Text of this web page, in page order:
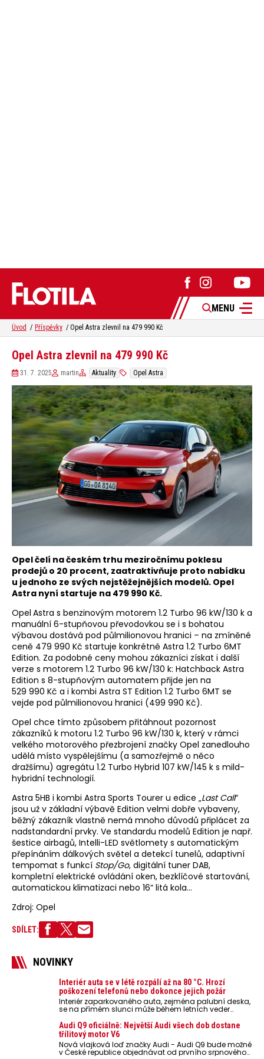
MENU
Úvod Příspěvky Opel Astra zlevnil na 479 990 Kč
Opel Astra zlevnil na 479 990 Kč
31. 7. 2025 martin Aktuality Opel Astra
Opel čelí na českém trhu meziročnímu poklesu
prodejů o 20 procent, zaatraktivňuje proto nabídku
u jednoho ze svých nejstěžejnějších modelů. Opel
Astra nyní startuje na 479 990 Kč.
Opel Astra s benzinovým motorem 1.2 Turbo 96 kW/130 k a
manuální 6-stupňovou převodovkou se i s bohatou
výbavou dostává pod půlmilionovou hranici – na zmíněné
ceně 479 990 Kč startuje konkrétně Astra 1.2 Turbo 6MT
Edition. Za podobné ceny mohou zákazníci získat i další
verze s motorem 1.2 Turbo 96 kW/130 k: Hatchback Astra
Edition s 8-stupňovým automatem přijde jen na
529 990 Kč a i kombi Astra ST Edition 1.2 Turbo 6MT se
vejde pod půlmilionovou hranici (499 990 Kč).
Opel chce tímto způsobem přitáhnout pozornost
zákazníků k motoru 1.2 Turbo 96 kW/130 k, který v rámci
velkého motorového přezbrojení značky Opel zanedlouho
udělá místo vyspělejšímu (a samozřejmě o něco
dražšímu) agregátu 1.2 Turbo Hybrid 107 kW/145 k s mild-
hybridní technologií.
Astra 5HB i kombi Astra Sports Tourer u edice „Last Call“
jsou už v základní výbavě Edition velmi dobře vybaveny,
běžný zákazník vlastně nemá mnoho důvodů připlácet za
nadstandardní prvky. Ve standardu modelů Edition je např.
šestice airbagů, Intelli-LED světlomety s automatickým
přepínáním dálkových světel a detekcí tunelů, adaptivní
tempomat s funkcí Stop/Go, digitální tuner DAB,
kompletní elektrické ovládání oken, bezklíčové startování,
automatickou klimatizaci nebo 16“ litá kola…
Zdroj: Opel
SDÍLET:
NOVINKY
Interiér auta se v létě rozpálí až na 80 °C. Hrozí
poškození telefonů nebo dokonce jejich požár
Interiér zaparkovaného auta, zejména palubní deska,
se na přímém slunci může během letních veder
nebezpečí pro odložené mobilní telefony, powerbanky
nebo notebooky. Můžou urychlit stárnutí baterií,
poškodit elektroniku a ve výjimečných případech i
zvýšit riziko požáru.
Audi Q9 oficiálně: Největší Audi všech dob dostane
třílitový motor V6
Nová vlajková loď značky Audi - Audi Q9 bude možné
v České republice objednávat od prvního srpnového